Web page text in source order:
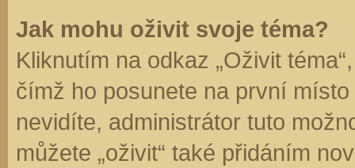
Jak mohu oživit svoje téma?
Kliknutím na odkaz „Oživit
čímž ho posunete na první
nevidíte, administrátor tuto
můžete „oživit“ také přidáním